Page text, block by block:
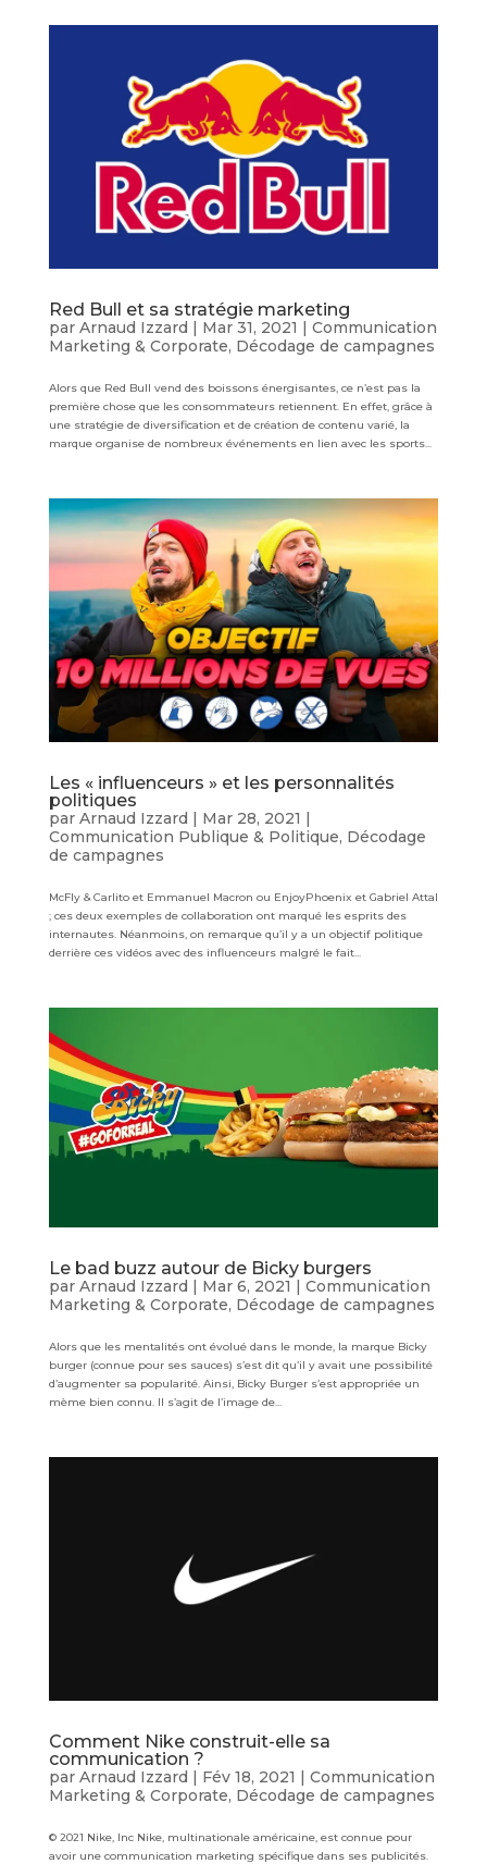
Red Bull et sa stratégie marketing
par Arnaud Izzard Mar 31, 2021
Communication
Marketing & Corporate, Décodage de campagnes
Alors que Red Bull vend des boissons énergisantes, ce n’est pas la
première chose que les consommateurs retiennent. En effet, grâce à
une stratégie de diversification et de création de contenu varié, la
marque organise de nombreux événements en lien avec les sports...
Les « influenceurs » et les personnalités
politiques
par Arnaud Izzard Mar 28, 2021
Communication Publique & Politique, Décodage
de campagnes
McFly & Carlito et Emmanuel Macron ou EnjoyPhoenix et Gabriel Attal
; ces deux exemples de collaboration ont marqué les esprits des
internautes. Néanmoins, on remarque qu’il y a un objectif politique
derrière ces vidéos avec des influenceurs malgré le fait...
Le bad buzz autour de Bicky burgers
par Arnaud Izzard | Mar 6, 2021 | Communication
Marketing & Corporate, Décodage de campagnes
Alors que les mentalités ont évolué dans le monde, la marque Bicky
burger (connue pour ses sauces) s’est dit qu’il y avait une possibilité
d’augmenter sa popularité. Ainsi, Bicky Burger s’est appropriée un
mème bien connu. Il s’agit de l’image de...
Comment Nike construit-elle sa
communication ?
par Arnaud Izzard | Fév 18, 2021 | Communication
Marketing & Corporate, Décodage de campagnes
© 2021 Nike, Inc Nike, multinationale américaine, est connue pour
avoir une communication marketing spécifique dans ses publicités.